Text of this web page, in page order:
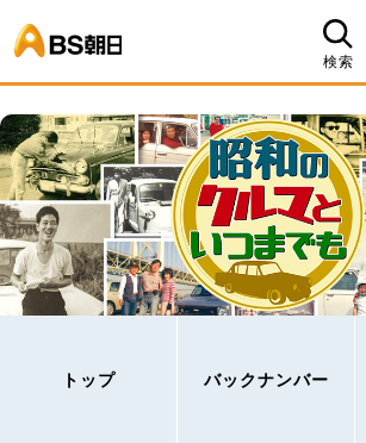
検索
トップ バックナンバー